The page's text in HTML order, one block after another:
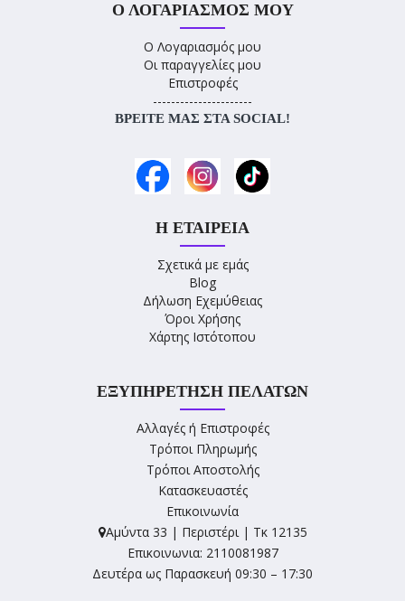
Ο ΛΟΓΑΡΙΑΣΜΌΣ ΜΟΥ
Ο Λογαριασμός μου
Οι παραγγελίες μου
Επιστροφές
----------------------
ΒΡΕΊΤΕ ΜΑΣ ΣΤΑ SOCIAL!
Η ΕΤΑΙΡΕΊΑ
Σχετικά με εμάς
Blog
Δήλωση Εχεμύθειας
Όροι Χρήσης
Χάρτης Ιστότοπου
ΕΞΥΠΗΡΈΤΗΣΗ ΠΕΛΑΤΏΝ
Αλλαγές ή Επιστροφές
Τρόποι Πληρωμής
Τρόποι Αποστολής
Κατασκευαστές
Επικοινωνία
Αμύντα 33 | Περιστέρι | Τκ 12135
Επικοινωνια: 2110081987
Δευτέρα ως Παρασκευή 09:30 – 17:30